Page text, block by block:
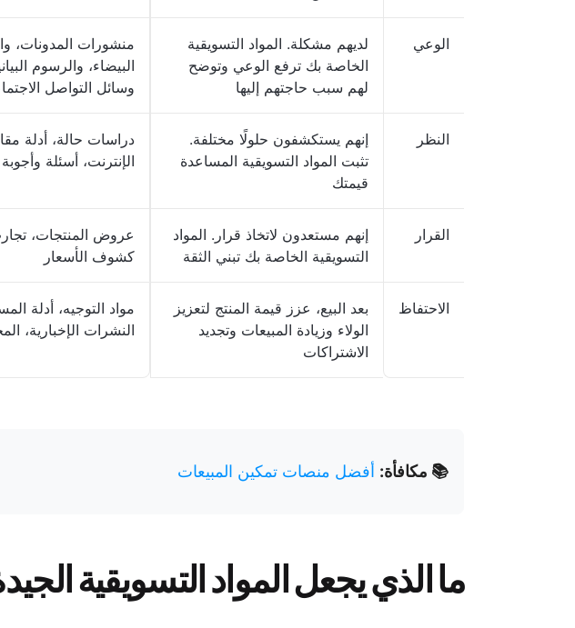
الوعي
لديهم مشكلة. المواد التسويقية
الخاصة بك ترفع الوعي وتوضح
لهم سبب حاجتهم إليها
منشورات المدونات،
البيضاء، والرسوم
وسائل التواصل
النظر
إنهم يستكشفون حلولًا مختلفة.
تثبت المواد التسويقية المساعدة
قيمتك
دراسات حالة، أدلة
الإنترنت، أسئلة وأجوبة
القرار
إنهم مستعدون لاتخاذ قرار. المواد
التسويقية الخاصة بك تبني الثقة
عروض المنتجات،
كشوف الأسعار
الاحتفاظ
بعد البيع، عزز قيمة المنتج لتعزيز
الولاء وزيادة المبيعات وتجديد
الاشتراكات
مواد التوجيه، أدلة
النشرات الإخبارية،
📚 مكافأة: أفضل منصات تمكين المبيعات
ما الذي يجعل المواد التسويقية